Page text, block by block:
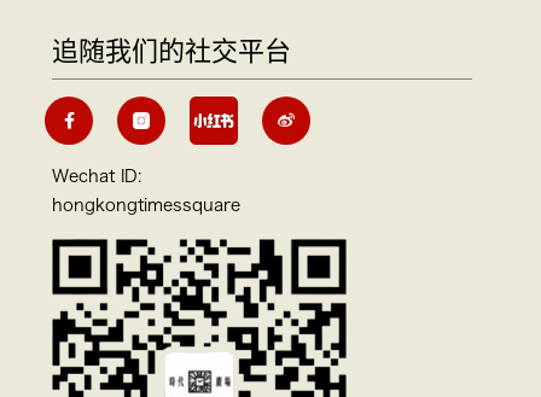
追随我们的社交平台
Wechat ID:
hongkongtimessquare